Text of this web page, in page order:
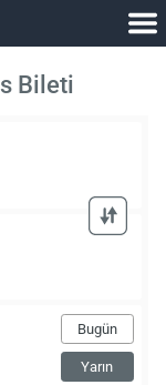
Bileti
Bugün
Yarın